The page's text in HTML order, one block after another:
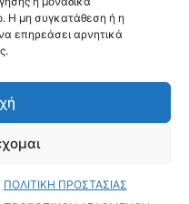
Η μη συγκατάθεση ή η
επηρεάσει αρνητικά
ΠΟΛΙΤΙΚΗ ΠΡΟΣΤΑΣΙΑΣ
• All Rights Reserved •